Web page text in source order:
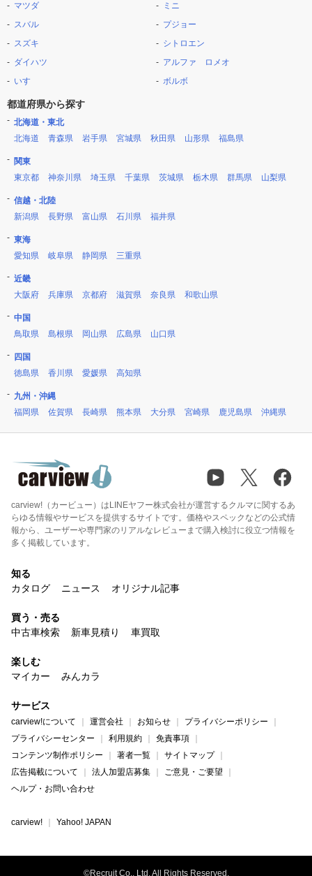
マツダ
スバル
スズキ
ダイハツ
いすゞ
ミニ
プジョー
シトロエン
アルファ ロメオ
ボルボ
都道府県から探す
北海道・東北
北海道
青森県 岩手県 宮城県 秋田県 山形県 福島県
関東
東京都
神奈川県 埼玉県 千葉県 茨城県 栃木県 群馬県 山梨県
信越・北陸
新潟県
長野県 富山県 石川県 福井県
東海
愛知県
岐阜県 静岡県 三重県
近畿
大阪府
兵庫県 京都府 滋賀県 奈良県 和歌山県
中国
鳥取県
島根県 岡山県 広島県 山口県
四国
徳島県
香川県 愛媛県 高知県
九州・沖縄
福岡県
佐賀県 長崎県 熊本県 大分県 宮崎県 鹿児島県 沖縄県
carview!（カービュー）はLINEヤフー株式会社が運営するクルマに関するあ
らゆる情報やサービスを提供するサイトです。価格やスペックなどの公式情
報から、ユーザーや専門家のリアルなレビューまで購入検討に役立つ情報を
多く掲載しています。
知る
カタログ
ニュース オリジナル記事
買う・売る
中古車検索
新車見積り 車買取
楽しむ
マイカー
みんカラ
サービス
carview!について 運営会社 お知らせ
プライバシーポリシー
プライバシーセンター
利用規約
免責事項
コンテンツ制作ポリシー
著者一覧
サイトマップ
広告掲載について
法人加盟店募集
ご意見・ご要望
ヘルプ・お問い合わせ
carview! Yahoo! JAPAN
©Recruit Co., Ltd. All Rights Reserved.